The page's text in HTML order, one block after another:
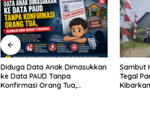
Diduga Data Anak Dimasukkan
ke Data PAUD Tanpa
Konfirmasi Orang Tua,
Sambut
Tegal